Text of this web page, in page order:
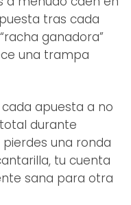
tras cada
ganadora”
una trampa
apuesta a no
durante
pierdes una ronda
tu cuenta
sana para otra